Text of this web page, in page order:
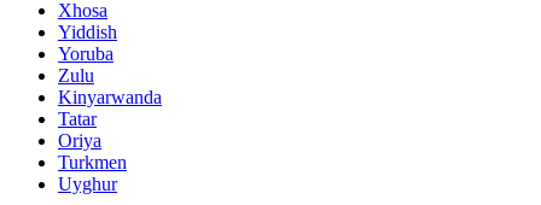
Xhosa
Yiddish
Yoruba
Zulu
Kinyarwanda
Tatar
Oriya
Turkmen
Uyghur